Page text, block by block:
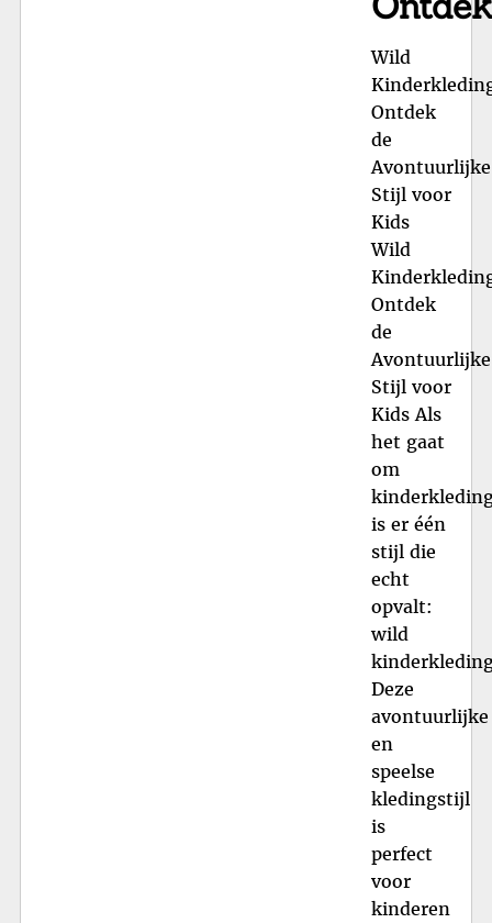
Wild
Ontdek
de
Avontuurlijke
Stijl voor
Kids
Wild
Ontdek
de
Avontuurlijke
Stijl voor
Kids Als
het gaat
om
is er één
stijl die
echt
opvalt:
wild
Deze
avontuurlijke
en
speelse
kledingstijl
is
perfect
voor
kinderen